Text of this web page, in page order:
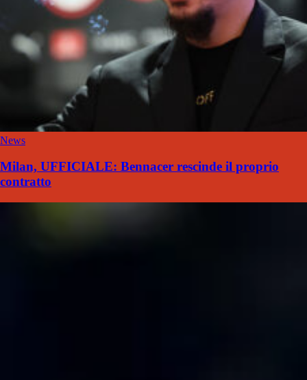
News
Milan, UFFICIALE: Bennacer rescinde il proprio
contratto